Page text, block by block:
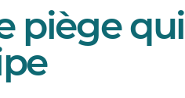
piège qui
charge?